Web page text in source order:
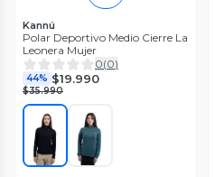
Kannú
Polar Deportivo Medio Cierre La
Leonera Mujer
0(0)
44% $19.990
$35.990